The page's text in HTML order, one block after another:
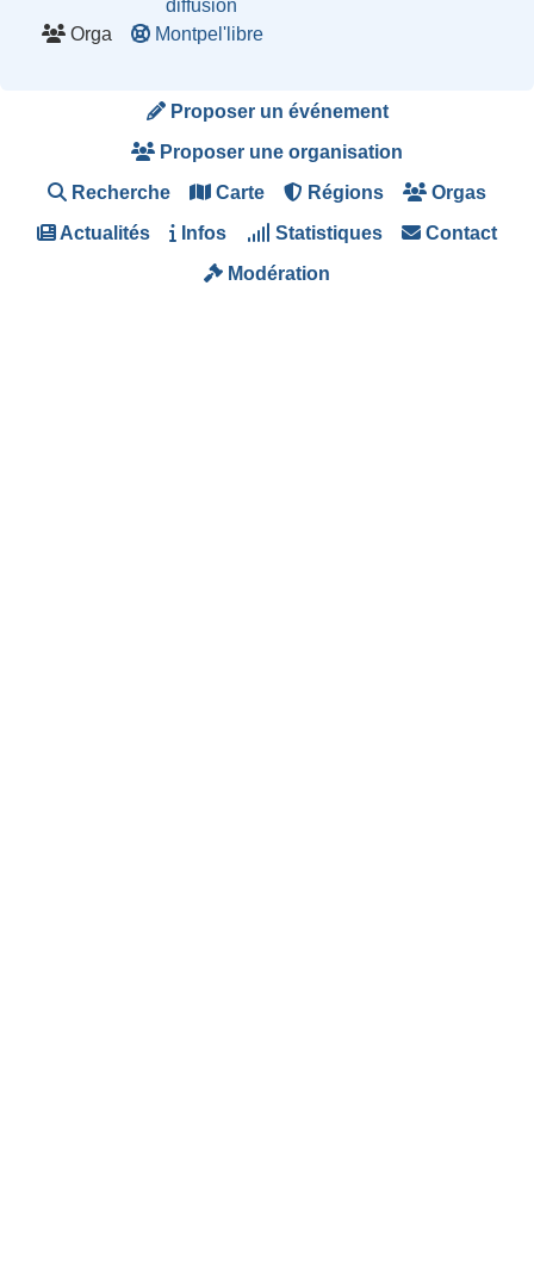
diffusion
Orga
Montpel'libre
Proposer un événement
Proposer une organisation
Recherche Carte Régions Orgas
Actualités Infos Statistiques Contact
Modération